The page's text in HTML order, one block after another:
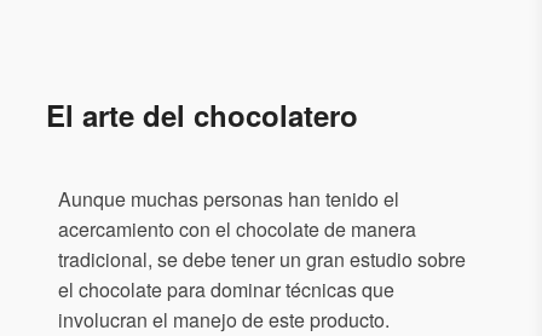
El arte del chocolatero
Aunque muchas personas han tenido el
acercamiento con el chocolate de manera
tradicional, se debe tener un gran estudio sobre
el chocolate para dominar técnicas que
involucran el manejo de este producto.